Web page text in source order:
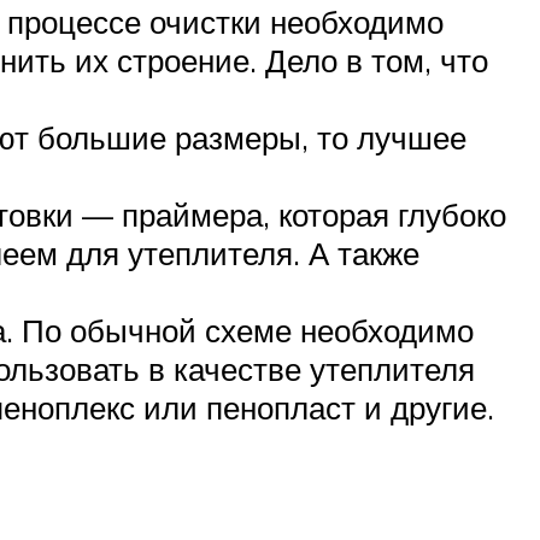
очистки необходимо
их строение. Дело в том, что
большие размеры, то лучшее
— праймера, которая глубоко
для утеплителя. А также
По обычной схеме необходимо
в качестве утеплителя
или пенопласт и другие.